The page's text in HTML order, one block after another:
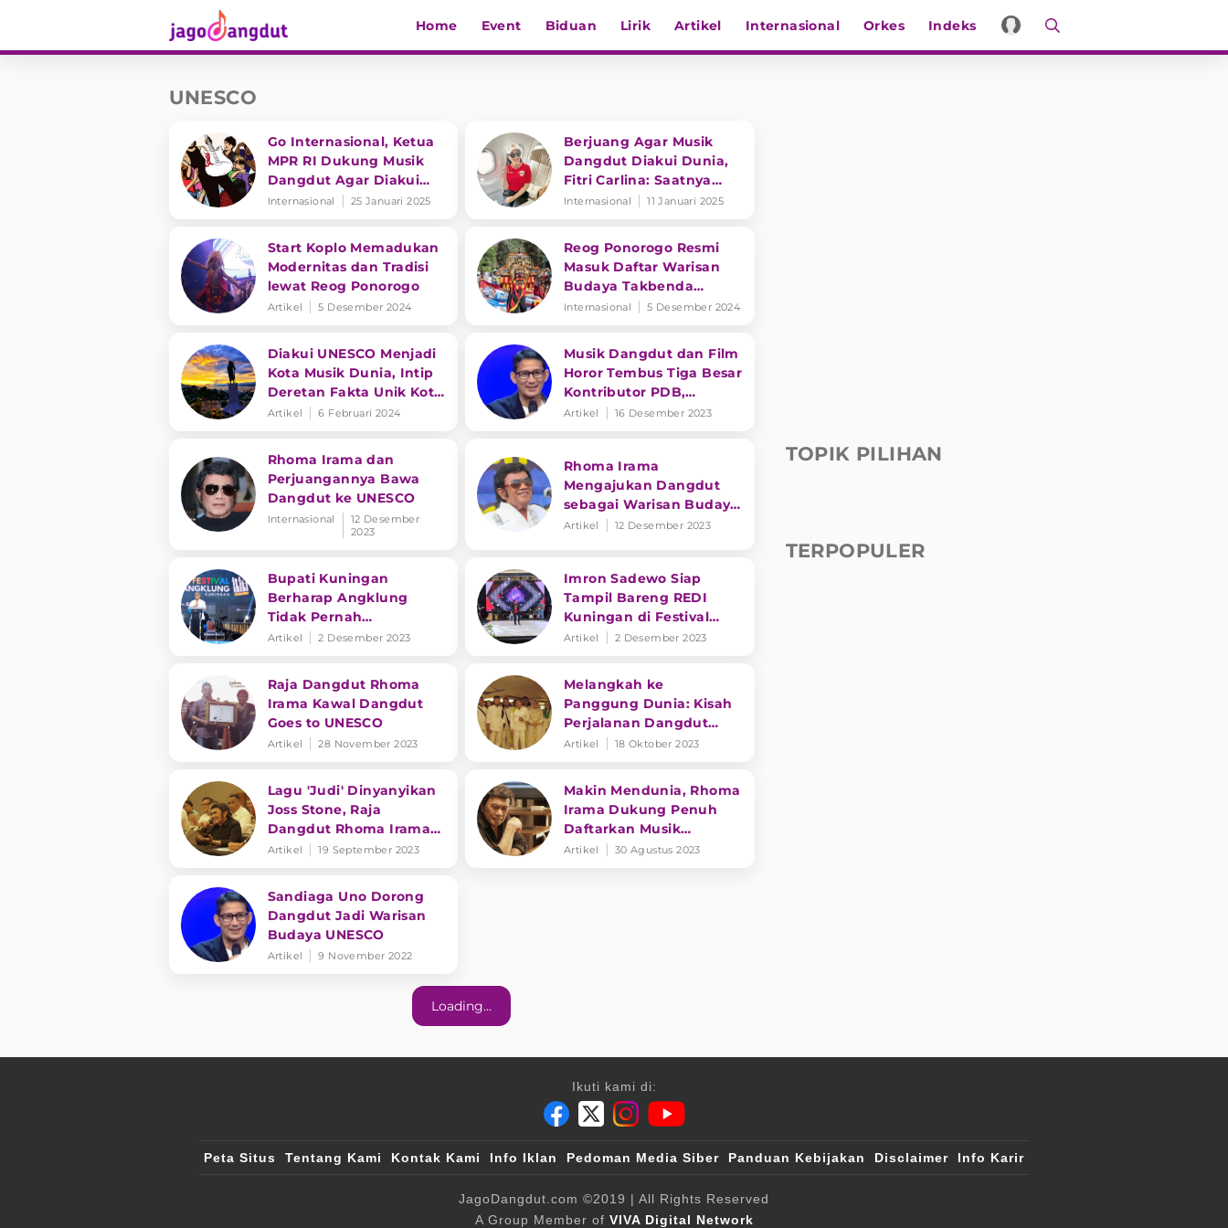
Home Event Biduan Lirik Artikel Internasional Orkes Indeks
UNESCO
Go Internasional, Ketua
MPR RI Dukung Musik
Dangdut Agar Diakui
UNESCO
Internasional 25 Januari 2025
Berjuang Agar Musik
Dangdut Diakui Dunia,
Fitri Carlina: Saatnya
Dapat Pengakuan
Internasional 11 Januari 2025
Start Koplo Memadukan
Modernitas dan Tradisi
lewat Reog Ponorogo
Artikel 5 Desember 2024
Reog Ponorogo Resmi
Masuk Daftar Warisan
Budaya Takbenda
UNESCO 2024
Internasional 5 Desember 2024
Diakui UNESCO Menjadi
Kota Musik Dunia, Intip
Deretan Fakta Unik Kota
Ambon
Artikel 6 Februari 2024
Musik Dangdut dan Film
Horor Tembus Tiga Besar
Kontributor PDB,
Sandiaga Uno Bidik
Artikel 16 Desember 2023
Rhoma Irama dan
Perjuangannya Bawa
Dangdut ke UNESCO
Internasional
12 Desember
2023
Rhoma Irama
Mengajukan Dangdut
sebagai Warisan Budaya
Asli Indonesia ke
Artikel 12 Desember 2023
Bupati Kuningan
Berharap Angklung
Tidak Pernah
Terlupakan dan Harus
Artikel 2 Desember 2023
Imron Sadewo Siap
Tampil Bareng REDI
Kuningan di Festival
Angklung 2023
Artikel 2 Desember 2023
Raja Dangdut Rhoma
Irama Kawal Dangdut
Goes to UNESCO
Artikel 28 November 2023
Melangkah ke
Panggung Dunia: Kisah
Perjalanan Dangdut
Menuju Pengakuan
Artikel 18 Oktober 2023
Lagu 'Judi' Dinyanyikan
Joss Stone, Raja
Dangdut Rhoma Irama
Ingin Musik Dangdut
Artikel 19 September 2023
Makin Mendunia, Rhoma
Irama Dukung Penuh
Daftarkan Musik
Dangdut ke UNESCO
Artikel 30 Agustus 2023
Sandiaga Uno Dorong
Dangdut Jadi Warisan
Budaya UNESCO
Artikel 9 November 2022
Loading...
TOPIK PILIHAN
TERPOPULER
Ikuti kami di:
Peta Situs Tentang Kami Kontak Kami Info Iklan Pedoman Media Siber Panduan Kebijakan Disclaimer Info Karir
JagoDangdut.com ©2019 | All Rights Reserved
A Group Member of VIVA Digital Network